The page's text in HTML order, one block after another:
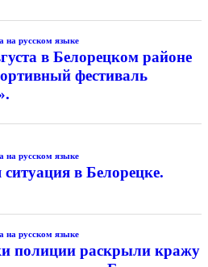
на русском языке
в Белорецком районе
фестиваль
на русском языке
в Белорецке.
на русском языке
полиции раскрыли кражу